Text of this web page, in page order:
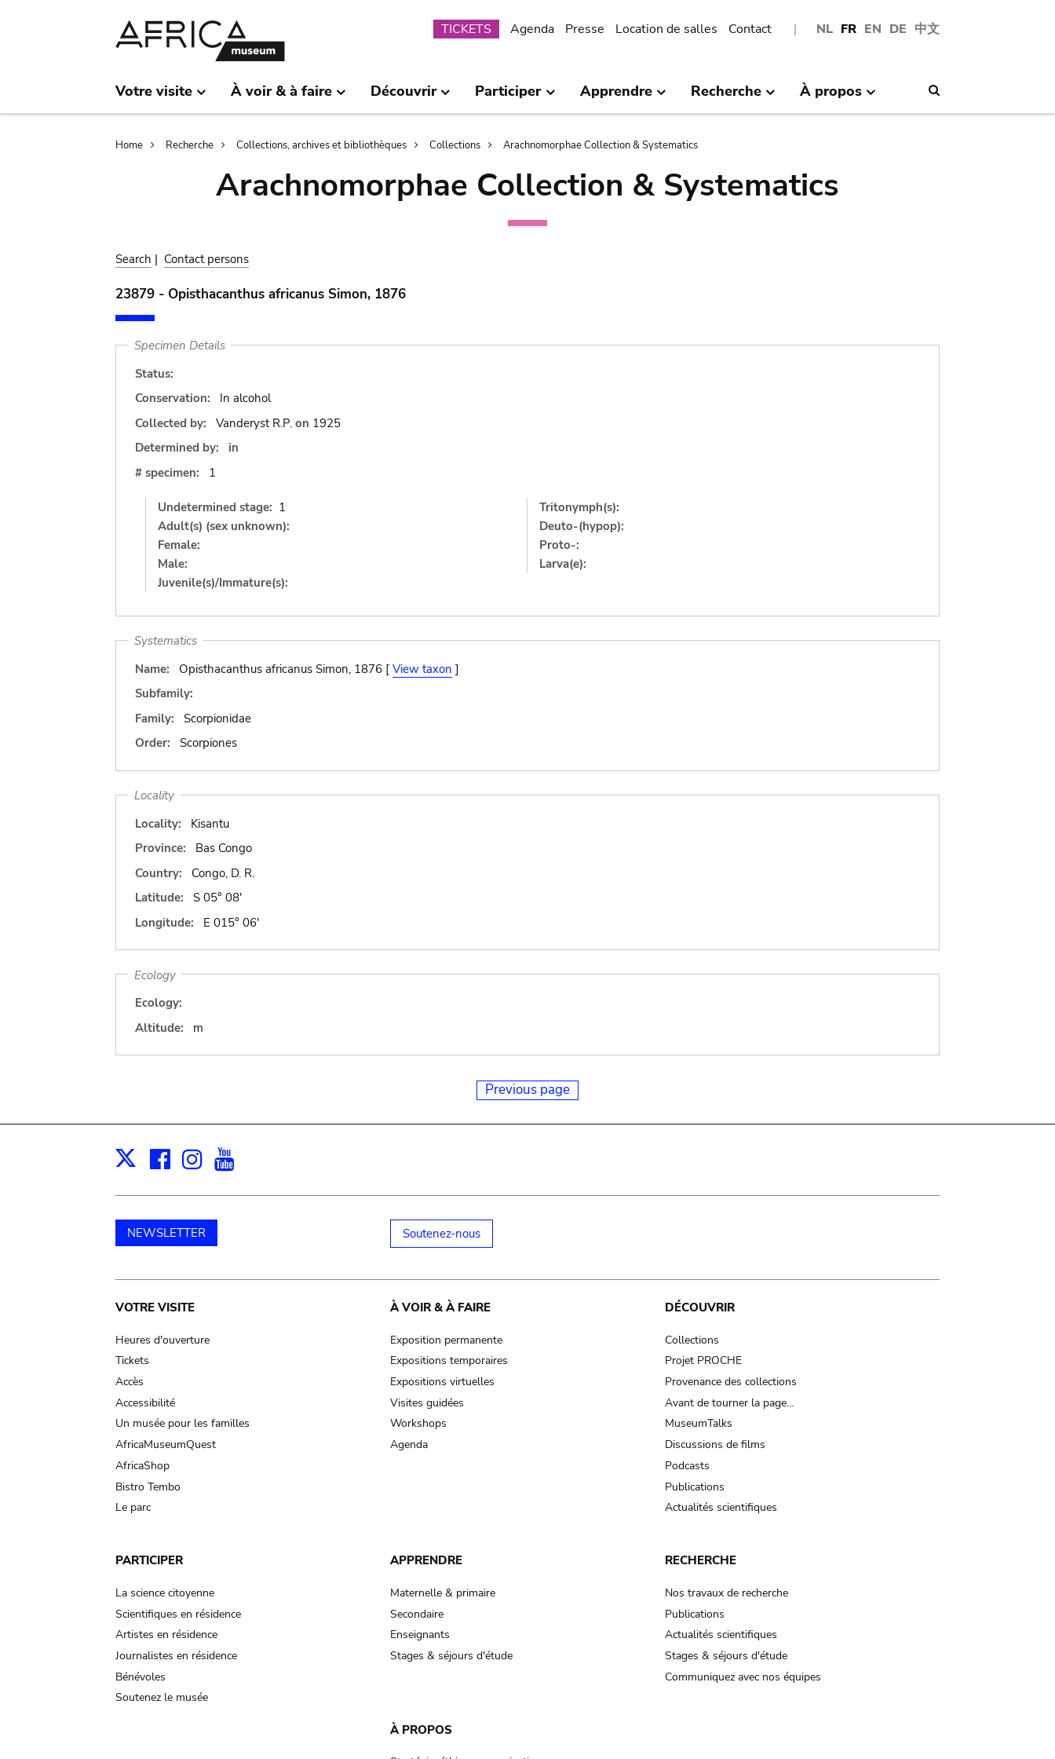
NL FR EN DE 中文
Submenu
TICKETS Agenda Presse Location de salles Contact
Votre visite À voir & à faire Découvrir Participer Apprendre Recherche À propos
Breadcrumb
Home Recherche Collections, archives et bibliothèques Collections Arachnomorphae Collection & Systematics
Arachnomorphae Collection & Systematics
Search | Contact persons
23879 - Opisthacanthus africanus Simon, 1876
Specimen Details
Status:
Conservation:
In alcohol
Collected by:
Vanderyst R.P. on 1925
Determined by:
in
# specimen:
1
Undetermined stage: 1
Adult(s) (sex unknown):
Female:
Male:
Juvenile(s)/Immature(s):
Tritonymph(s):
Deuto-(hypop):
Proto-:
Larva(e):
Systematics
Name:
Opisthacanthus africanus Simon, 1876 [ View taxon ]
Subfamily:
Family:
Scorpionidae
Order:
Scorpiones
Locality
Locality:
Kisantu
Province:
Bas Congo
Country:
Congo, D. R.
Latitude:
S 05° 08'
Longitude:
E 015° 06'
Ecology
Ecology:
Altitude:
m
Previous page
X Facebook
Instagram
NEWSLETTER Soutenez-nous
Main
navigation
VOTRE VISITE
Heures d'ouverture
Tickets
Accès
Accessibilité
Un musée pour les familles
AfricaMuseumQuest
AfricaShop
Bistro Tembo
Le parc
À VOIR & À FAIRE
Exposition permanente
Expositions temporaires
Expositions virtuelles
Visites guidées
Workshops
Agenda
DÉCOUVRIR
Collections
Projet PROCHE
Provenance des collections
Avant de tourner la page…
MuseumTalks
Discussions de films
Podcasts
Publications
Actualités scientifiques
PARTICIPER
La science citoyenne
Scientifiques en résidence
Artistes en résidence
Journalistes en résidence
Bénévoles
Soutenez le musée
APPRENDRE
Maternelle & primaire
Secondaire
Enseignants
Stages & séjours d'étude
RECHERCHE
Nos travaux de recherche
Publications
Actualités scientifiques
Stages & séjours d'étude
Communiquez avec nos équipes
À PROPOS